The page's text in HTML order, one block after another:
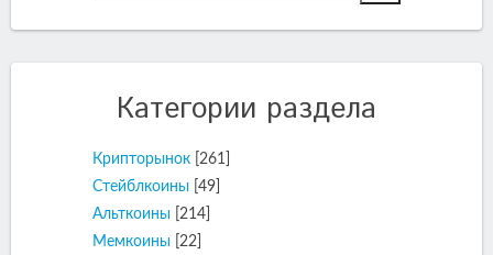
Категории раздела
Крипторынок
[261]
Стейблкоины [49]
Альткоины
[214]
Мемкоины
[22]